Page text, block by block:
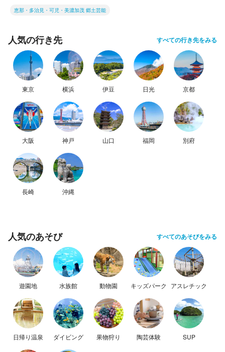
恵那・多治見・可児・美濃加茂 郷土芸能
人気の行き先 すべての行き先をみる
東京 横浜 伊豆 日光 京都
大阪 神戸 山口 福岡 別府
長崎 沖縄
人気のあそび すべてのあそびをみる
遊園地 水族館 動物園 キッズパーク アスレチック
日帰り温泉 ダイビング 果物狩り 陶芸体験 SUP